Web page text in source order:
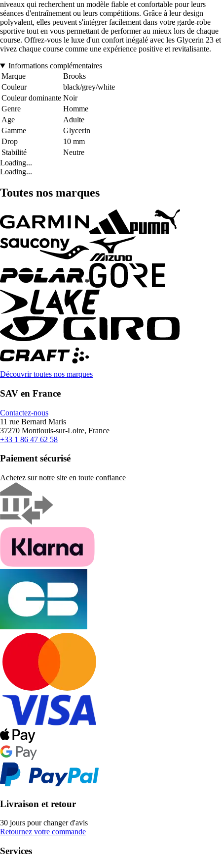
niveaux qui recherchent un modèle fiable et confortable pour leurs
séances d'entraînement ou leurs compétitions. Grâce à leur design
polyvalent, elles peuvent s'intégrer facilement dans votre garde-robe
sportive tout en vous permettant de performer au mieux lors de chaque
course. Offrez-vous le luxe d'un confort inégalé avec les Glycerin 23 et
vivez chaque course comme une expérience positive et revitalisante.
Informations complémentaires
Marque
Brooks
Couleur
black/grey/white
Couleur dominante Noir
Genre
Homme
Age
Adulte
Gamme
Glycerin
Drop
10 mm
Stabilité
Neutre
Loading...
Loading...
Toutes nos marques
Découvrir toutes nos marques
SAV en France
Contactez-nous
11 rue Bernard Maris
37270 Montlouis-sur-Loire, France
+33 1 86 47 62 58
Paiement sécurisé
Achetez sur notre site en toute confiance
Livraison et retour
30 jours pour changer d'avis
Retournez votre commande
Services